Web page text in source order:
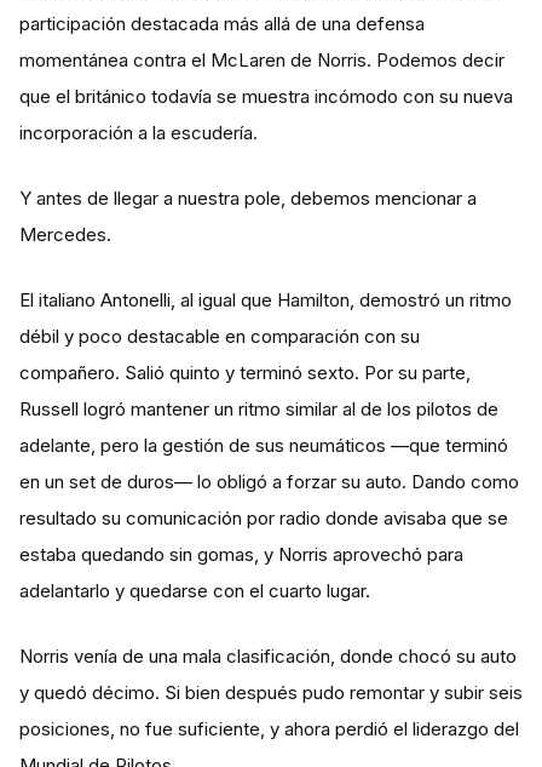
participación destacada más allá de una defensa
momentánea contra el McLaren de Norris. Podemos decir
que el británico todavía se muestra incómodo con su nueva
incorporación a la escudería.
Y antes de llegar a nuestra pole, debemos mencionar a
Mercedes.
El italiano Antonelli, al igual que Hamilton, demostró un ritmo
débil y poco destacable en comparación con su
compañero. Salió quinto y terminó sexto. Por su parte,
Russell logró mantener un ritmo similar al de los pilotos de
adelante, pero la gestión de sus neumáticos —que terminó
en un set de duros— lo obligó a forzar su auto. Dando como
resultado su comunicación por radio donde avisaba que se
estaba quedando sin gomas, y Norris aprovechó para
adelantarlo y quedarse con el cuarto lugar.
Norris venía de una mala clasificación, donde chocó su auto
y quedó décimo. Si bien después pudo remontar y subir seis
posiciones, no fue suficiente, y ahora perdió el liderazgo del